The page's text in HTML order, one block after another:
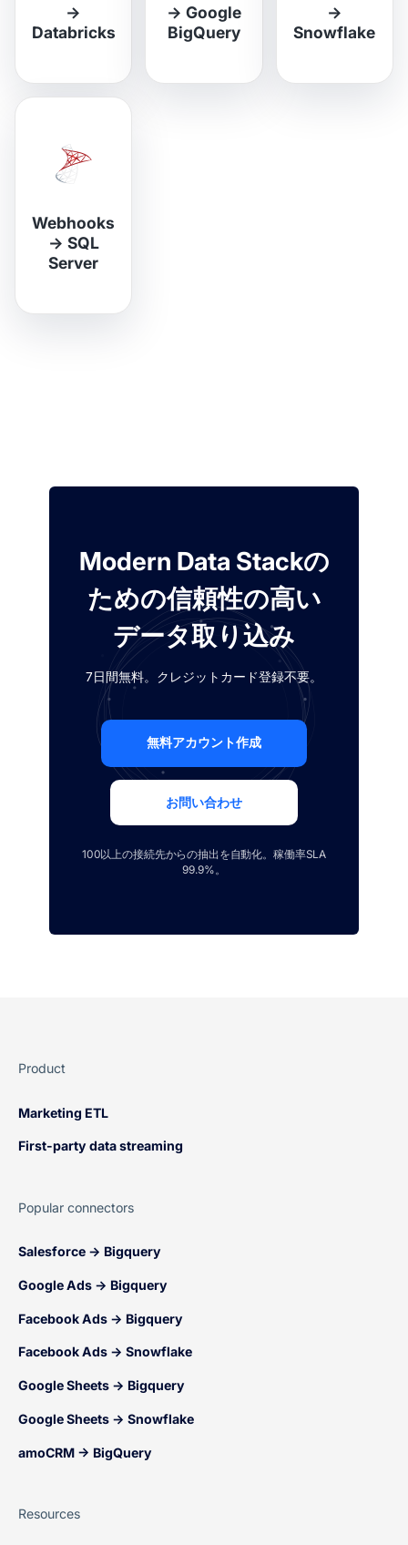
→
Databricks
→ Google
BigQuery
→
Snowflake
Webhooks
→ SQL
Server
Modern Data Stackの
ための信頼性の高い
データ取り込み
7日間無料。クレジットカード登録不要。
無料アカウント作成
お問い合わせ
100以上の接続先からの抽出を自動化。稼働率SLA
99.9%。
Product
Marketing ETL
First-party data streaming
Popular connectors
Salesforce → Bigquery
Google Ads → Bigquery
Facebook Ads → Bigquery
Facebook Ads → Snowflake
Google Sheets → Bigquery
Google Sheets → Snowflake
amoCRM → BigQuery
Resources